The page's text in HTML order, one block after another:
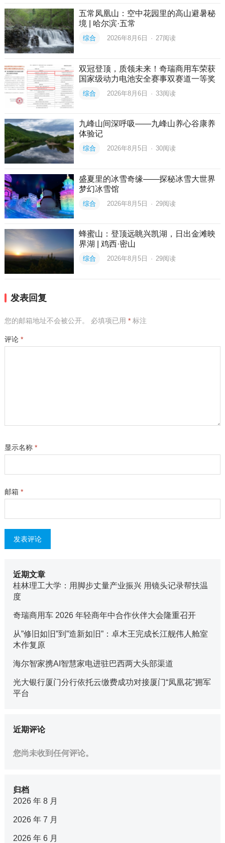
五常凤凰山：空中花园里的高山避暑秘
境 | 哈尔滨·五常
综合 2026年8月6日 · 27阅读
双冠登顶，质领未来！奇瑞商用车荣获
国家级动力电池安全赛事双赛道一等奖
综合 2026年8月6日 · 33阅读
九峰山间深呼吸——九峰山养心谷康养
体验记
综合 2026年8月5日 · 30阅读
盛夏里的冰雪奇缘——探秘冰雪大世界
梦幻冰雪馆
综合 2026年8月5日 · 29阅读
蜂蜜山：登顶远眺兴凯湖，日出金滩映
界湖 | 鸡西·密山
综合 2026年8月5日 · 29阅读
发表回复
您的邮箱地址不会被公开。 必填项已用 *标注
评论 *
显示名称 *
邮箱 *
近期文章
桂林理工大学：用脚步丈量产业振兴 用镜头记录帮扶温
度
奇瑞商用车 2026 年轻商年中合作伙伴大会隆重召开
从”修旧如旧”到”造新如旧”：卓木王完成长江舰伟人舱室
木作复原
海尔智家携AI智慧家电进驻巴西两大头部渠道
光大银行厦门分行依托云缴费成功对接厦门“凤凰花”拥军
平台
近期评论
您尚未收到任何评论。
归档
2026 年 8 月
2026 年 7 月
2026 年 6 月